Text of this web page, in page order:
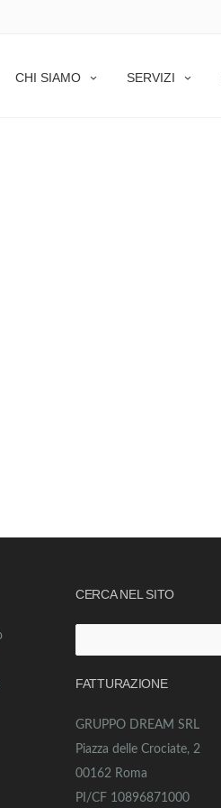
CHI SIAMO SERVIZI
CERCA NEL SITO
per:
FATTURAZIONE
GRUPPO DREAM SRL
Piazza delle Crociate, 2
00162 Roma
PI/CF 10896871000